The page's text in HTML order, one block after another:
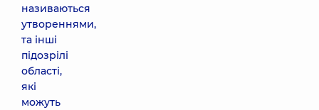
називаються
утвореннями,
та інші
підозрілі
області,
які
можуть